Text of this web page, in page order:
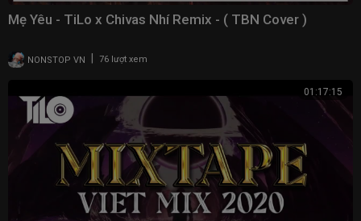
Mẹ Yêu - TiLo x Chivas Nhí Remix - ( TBN Cover )
NONSTOP VN 76 lượt xem
01:17:15